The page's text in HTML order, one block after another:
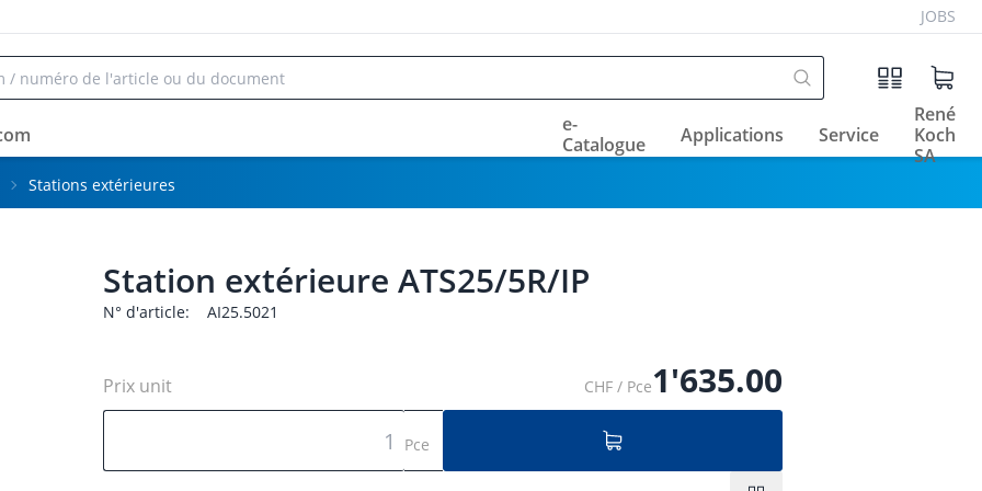
JOBS
e-
Catalogue
Applications Service
René
Koch
SA
Stations extérieures
Station extérieure ATS25/5R/IP
N° d'article: AI25.5021
Prix unit CHF / Pce1'635.00
Pce